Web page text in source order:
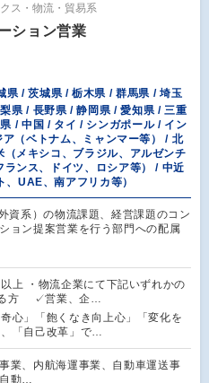
ス・物流・貿易系
ション営業
県 / 茨城県 / 栃木県 / 群馬県 / 埼玉
県 / 長野県 / 静岡県 / 愛知県 / 三重
/ 中国 / タイ / シンガポール / イン
（ベトナム、ミャンマー等） / 北
メキシコ、ブラジル、アルゼンチ
ンス、ドイツ、ロシア等） / 中近
UAE、南アフリカ等）
資系）の物流課題、経営課題のコン
ョン提案営業を行う部門への配属
上 ・物流企業にて下記いずれかの
る方 ✓営業、企…
心」「飽くなき向上心」「変化を
「自己改革」で…
業、内航海運事業、自動車運送事
動…